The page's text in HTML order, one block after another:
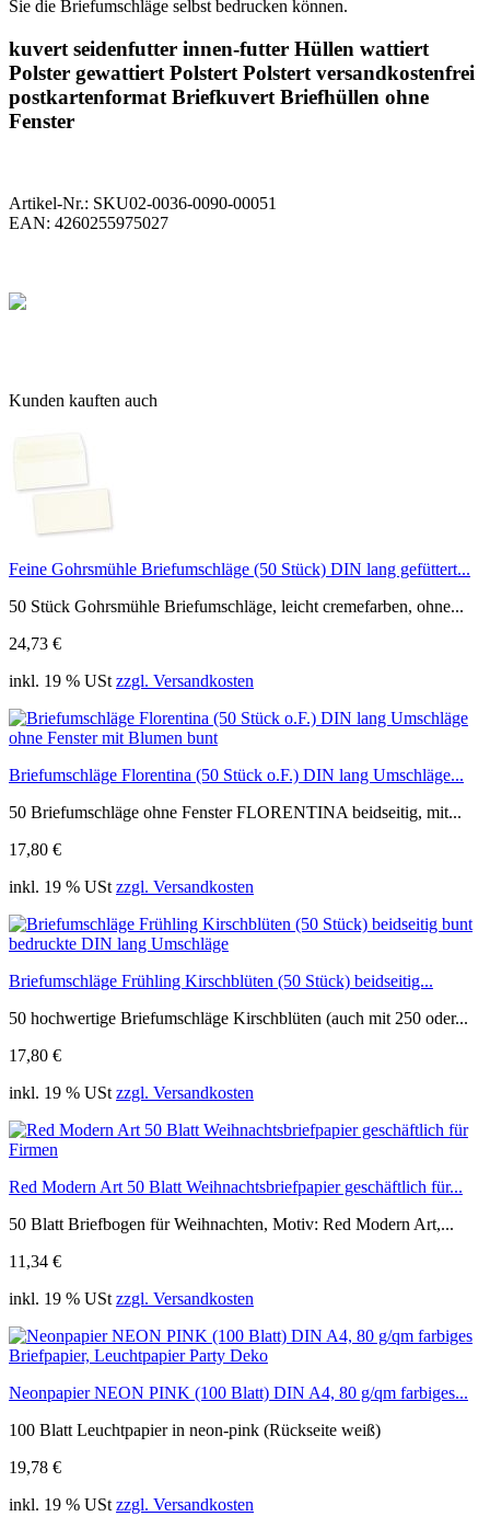
Sie die Briefumschläge selbst bedrucken können.
kuvert seidenfutter innen-futter Hüllen wattiert
Polster gewattiert Polstert Polstert versandkostenfrei
postkartenformat Briefkuvert Briefhüllen ohne
Fenster
Artikel-Nr.: SKU02-0036-0090-00051
EAN: 4260255975027
Kunden kauften auch
Feine Gohrsmühle Briefumschläge (50 Stück) DIN lang gefüttert...
50 Stück Gohrsmühle Briefumschläge, leicht cremefarben, ohne...
24,73 €
inkl. 19 % USt zzgl. Versandkosten
Briefumschläge Florentina (50 Stück o.F.) DIN lang Umschläge...
50 Briefumschläge ohne Fenster FLORENTINA beidseitig, mit...
17,80 €
inkl. 19 % USt zzgl. Versandkosten
Briefumschläge Frühling Kirschblüten (50 Stück) beidseitig...
50 hochwertige Briefumschläge Kirschblüten (auch mit 250 oder...
17,80 €
inkl. 19 % USt zzgl. Versandkosten
Red Modern Art 50 Blatt Weihnachtsbriefpapier geschäftlich für...
50 Blatt Briefbogen für Weihnachten, Motiv: Red Modern Art,...
11,34 €
inkl. 19 % USt zzgl. Versandkosten
Neonpapier NEON PINK (100 Blatt) DIN A4, 80 g/qm farbiges...
100 Blatt Leuchtpapier in neon-pink (Rückseite weiß)
19,78 €
inkl. 19 % USt zzgl. Versandkosten